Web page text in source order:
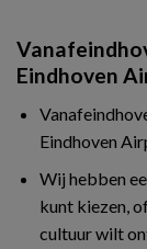
Eindhoven
Eindhoven
Wij hebben
kunt kiezen,
cultuur wilt